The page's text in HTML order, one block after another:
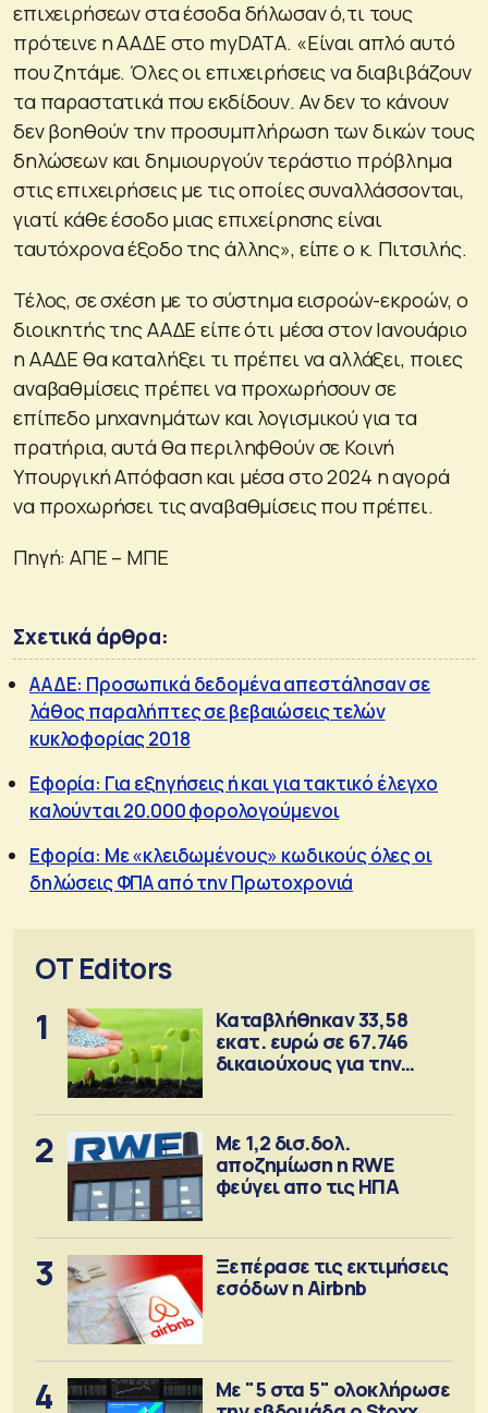
επιχειρήσεων στα έσοδα δήλωσαν ό,τι τους
πρότεινε η ΑΑΔΕ στο myDATA. «Είναι απλό αυτό
που ζητάμε. Όλες οι επιχειρήσεις να διαβιβάζουν
τα παραστατικά που εκδίδουν. Αν δεν το κάνουν
δεν βοηθούν την προσυμπλήρωση των δικών τους
δηλώσεων και δημιουργούν τεράστιο πρόβλημα
στις επιχειρήσεις με τις οποίες συναλλάσσονται,
γιατί κάθε έσοδο μιας επιχείρησης είναι
ταυτόχρονα έξοδο της άλλης», είπε ο κ. Πιτσιλής.
Τέλος, σε σχέση με το σύστημα εισροών-εκροών, ο
διοικητής της ΑΑΔΕ είπε ότι μέσα στον Ιανουάριο
η ΑΑΔΕ θα καταλήξει τι πρέπει να αλλάξει, ποιες
αναβαθμίσεις πρέπει να προχωρήσουν σε
επίπεδο μηχανημάτων και λογισμικού για τα
πρατήρια, αυτά θα περιληφθούν σε Κοινή
Υπουργική Απόφαση και μέσα στο 2024 η αγορά
να προχωρήσει τις αναβαθμίσεις που πρέπει.
Πηγή: ΑΠΕ – ΜΠΕ
Σχετικά άρθρα:
ΑΑΔΕ: Προσωπικά δεδομένα απεστάλησαν σε
λάθος παραλήπτες σε βεβαιώσεις τελών
κυκλοφορίας 2018
Εφορία: Για εξηγήσεις ή και για τακτικό έλεγχο
καλούνται 20.000 φορολογούμενοι
Εφορία: Με «κλειδωμένους» κωδικούς όλες οι
δηλώσεις ΦΠΑ από την Πρωτοχρονιά
OT Editors
1
Καταβλήθηκαν 33,58
εκατ. ευρώ σε 67.746
δικαιούχους για την
2
Με 1,2 δισ.δολ.
αποζημίωση η RWE
φεύγει απο τις ΗΠΑ
3
Ξεπέρασε τις εκτιμήσεις
εσόδων η Airbnb
4
Με "5 στα 5" ολοκλήρωσε